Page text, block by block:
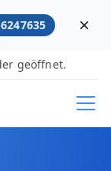
geöffnet.